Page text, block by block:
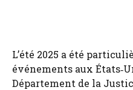
L’été 2025 a été
événements aux
Département de la